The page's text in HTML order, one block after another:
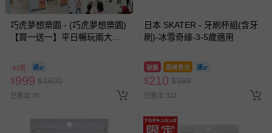
巧虎夢想樂園 - (巧虎夢想樂園)
【買一送一】平日暢玩兩大一
2026/10/16 正券逾期視同現金
券使用
62折
$999 $1600
已售出 35
日本 SKATER - 牙刷杯組(含牙
刷)-冰雪奇緣-3-5歲適用
破盤 即將售完
$210 $399
已售出 322